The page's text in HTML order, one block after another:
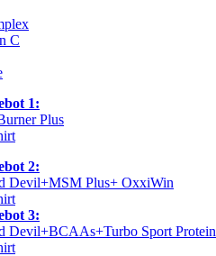
C
1:
Plus
2:
Devil+MSM Plus+ OxxiWin
3:
Devil+BCAAs+Turbo Sport Protein